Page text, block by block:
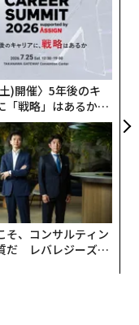
不忠誠行為など、
孫子三世代まで家
う連帯責任制か
もに強制収容所に
)開催〉5年後のキ
「戦略」はあるか。
グゼクティブのキャ
れる1日│CAREER S
そ、コンサルティン
だ レバレジーズが